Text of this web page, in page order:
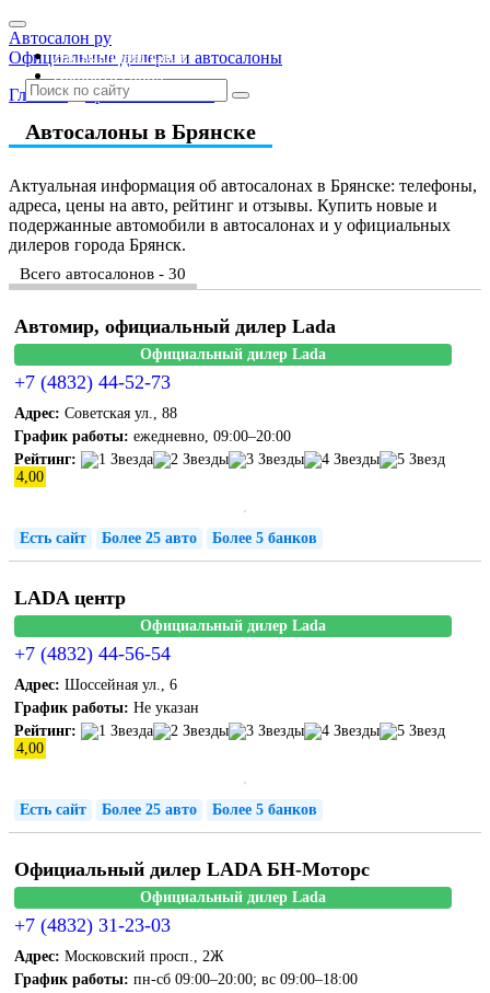
Автосалон ру
Официальные дилеры и автосалоны
Автосалоны Lada
Выбрать город
Главная » Брянская область
Автосалоны в Брянске
Актуальная информация об автосалонах в Брянске: телефоны,
адреса, цены на авто, рейтинг и отзывы. Купить новые и
подержанные автомобили в автосалонах и у официальных
дилеров города Брянск.
Всего автосалонов - 30
Автомир, официальный дилер Lada
Официальный дилер Lada
+7 (4832) 44-52-73
Адрес: Советская ул., 88
График работы: ежедневно, 09:00–20:00
Рейтинг:
4,00
Есть сайт Более 25 авто Более 5 банков
LADA центр
Официальный дилер Lada
+7 (4832) 44-56-54
Адрес: Шоссейная ул., 6
График работы: Не указан
Рейтинг:
4,00
Есть сайт Более 25 авто Более 5 банков
Официальный дилер LADA БН-Моторс
Официальный дилер Lada
+7 (4832) 31-23-03
Адрес: Московский просп., 2Ж
График работы: пн-сб 09:00–20:00; вс 09:00–18:00